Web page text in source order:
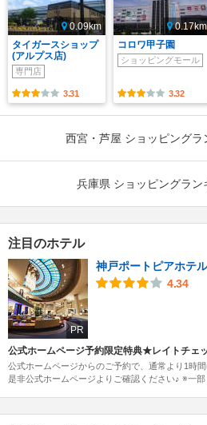
0.09km
タイガースショップ
(アルプス店)
専門店
3.31
0.17km
コロワ甲子園
ショッピングモール
3.32
西宮・芦屋 ショッピングラ
兵庫県 ショッピングラン
注目のホテル
PR
神戸ポートピアホテル
4.34
公式ホームページ予約限定特典★レイトチェ
公式ホームページからのご予約で、通常より1時
是非公式ホームページよりご確認ください♪ ※一部